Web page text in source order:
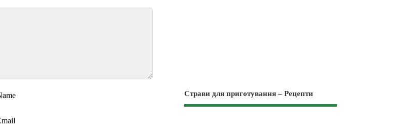
Страви для приготування – Рецепти